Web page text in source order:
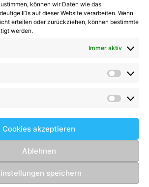
können wir Daten wie das
IDs auf dieser Website verarbeiten. Wenn
erteilen oder zurückziehen, können bestimmte
werden.
Immer aktiv
Cookies akzeptieren
Ablehnen
speichern
Gesichtern: TSV Trittau
Ein paar Worte zum
2008er setzen Ihre
Erfolgsserie fort